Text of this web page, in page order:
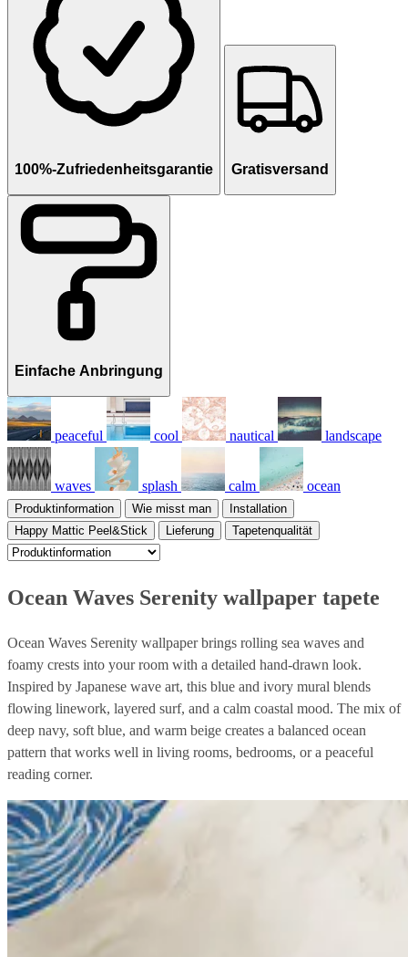
100%-Zufriedenheitsgarantie Gratisversand
Einfache Anbringung
peaceful cool nautical landscape
waves splash calm ocean
Produktinformation Wie misst man
Installation
Happy Mattic Peel&Stick
Lieferung Tapetenqualität
Ocean Waves Serenity wallpaper tapete
Ocean Waves Serenity wallpaper brings rolling sea waves and
foamy crests into your room with a detailed hand-drawn look.
Inspired by Japanese wave art, this blue and ivory mural blends
flowing linework, layered surf, and a calm coastal mood. The mix of
deep navy, soft blue, and warm beige creates a balanced ocean
pattern that works well in living rooms, bedrooms, or a peaceful
reading corner.